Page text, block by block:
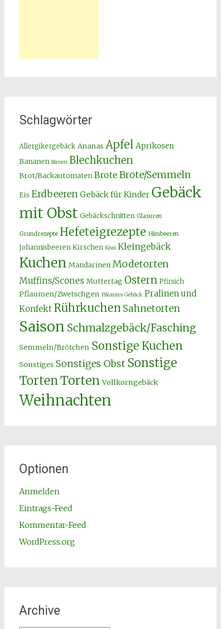
Schlagwörter
Allergikergebäck Ananas Apfel Aprikosen
Bananen Birnen Blechkuchen
Brot/Backautomaten Brote Brote/Semmeln
Eis Erdbeeren Gebäck für Kinder Gebäck
mit Obst Gebäckschnitten Glasuren
Grundrezepte Hefeteigrezepte Himbeeren
Johannisbeeren Kirschen Kiwi Kleingebäck
Kuchen Mandarinen Modetorten
Muffins/Scones Muttertag Ostern Pfirsich
Pflaumen/Zwetschgen Pikantes Gebäck Pralinen und
Konfekt Rührkuchen Sahnetorten
Saison Schmalzgebäck/Fasching
Semmeln/Brötchen Sonstige Kuchen
Sonstiges Sonstiges Obst Sonstige
TortenTorten Vollkorngebäck
Weihnachten
Optionen
Anmelden
Eintrags-Feed
Kommentar-Feed
WordPress.org
Archive